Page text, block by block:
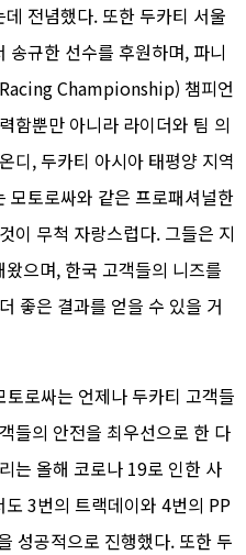
전념했다. 또한 두카티 서울
송규한 선수를 후원하며, 파니
Championship) 챔피언
함뿐만 아니라 라이더와 팀 의
디, 두카티 아시아 태평양 지역
모토로싸와 같은 프로패셔널한
이 무척 자랑스럽다. 그들은 지
으며, 한국 고객들의 니즈를
좋은 결과를 얻을 수 있을 거
로싸는 언제나 두카티 고객들
들의 안전을 최우선으로 한 다
는 올해 코로나 19로 인한 사
3번의 트랙데이와 4번의 PP
공적으로 진행했다. 또한 두